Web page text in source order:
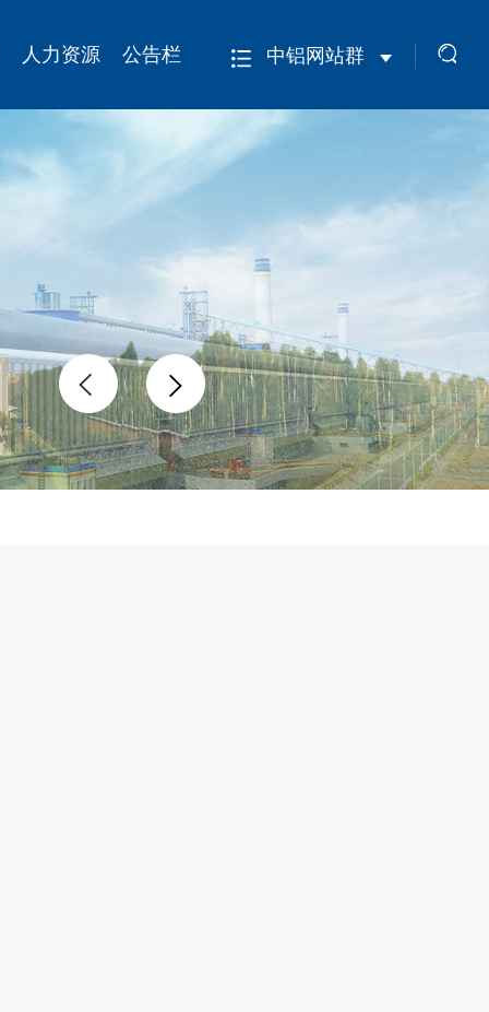
人力资源 公告栏 中铝网站群